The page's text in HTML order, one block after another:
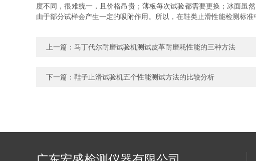
度不同，很难统一，且价格昂贵；薄板每次试验都需要更换；冰面虽
由于部分试样会产生一定的吸附作用。所以，在鞋类止滑性能检测标
上一篇： 马丁代尔耐磨试验机测试皮革耐磨耗性能的三种方法
下一篇： 鞋子止滑试验机五个性能测试方法的比较分析